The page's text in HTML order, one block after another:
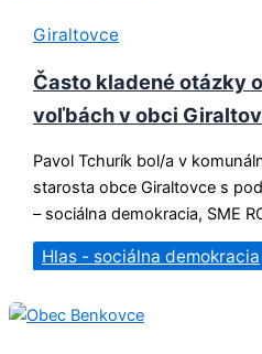
Giraltovce
Často kladené otázky
voľbách v obci
Pavol Tchurík bol/a v
starosta obce Giraltovce s
– sociálna demokracia, SME
Hlas - sociálna demokracia